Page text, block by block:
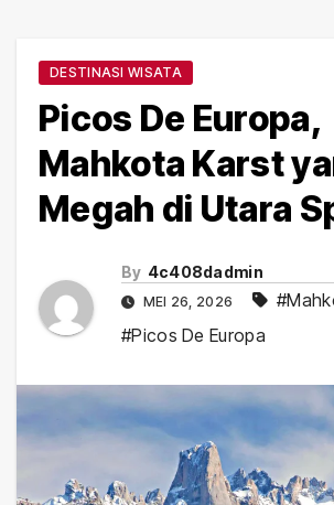
DESTINASI WISATA
Picos De Europa,
Mahkota Karst
Megah di Utara
By 4c408dadmin
MEI 26, 2026
#Picos De Europa